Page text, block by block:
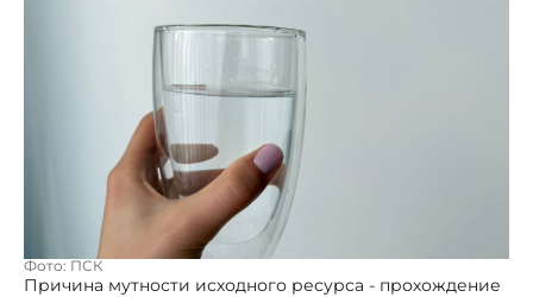
Фото: ПСК
Причина мутности исходного ресурса - прохождение